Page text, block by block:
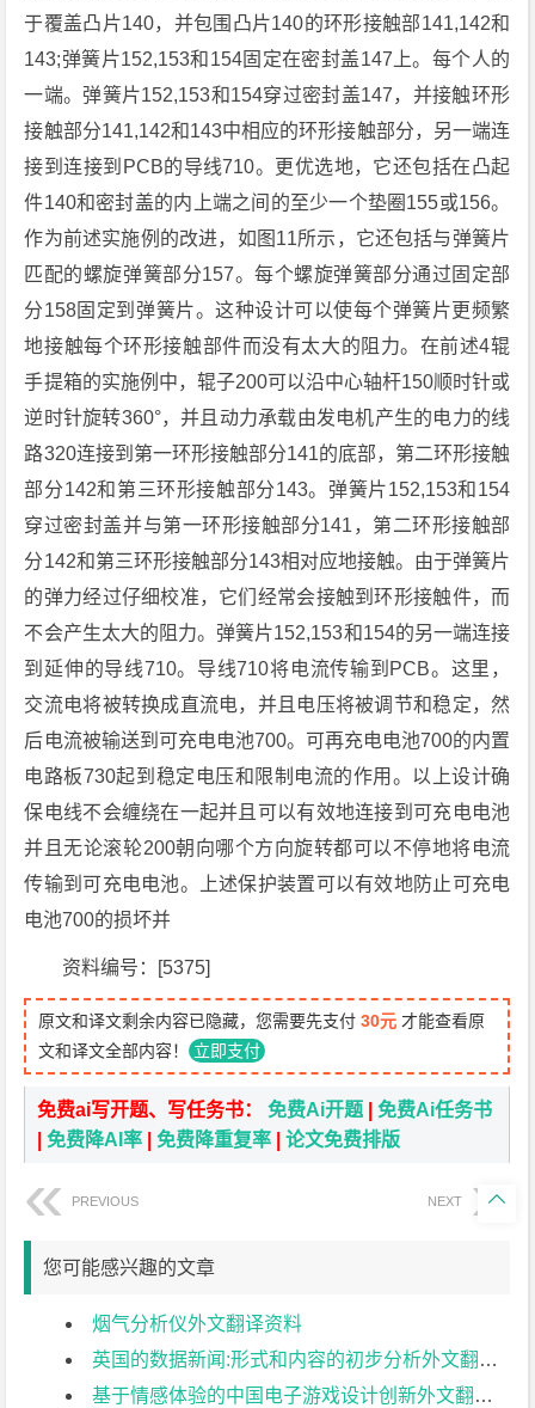
于覆盖凸片140，并包围凸片140的环形接触部141,142和
143;弹簧片152,153和154固定在密封盖147上。每个人的
一端。弹簧片152,153和154穿过密封盖147，并接触环形
接触部分141,142和143中相应的环形接触部分，另一端连
接到连接到PCB的导线710。更优选地，它还包括在凸起
件140和密封盖的内上端之间的至少一个垫圈155或156。
作为前述实施例的改进，如图11所示，它还包括与弹簧片
匹配的螺旋弹簧部分157。每个螺旋弹簧部分通过固定部
分158固定到弹簧片。这种设计可以使每个弹簧片更频繁
地接触每个环形接触部件而没有太大的阻力。在前述4辊
手提箱的实施例中，辊子200可以沿中心轴杆150顺时针或
逆时针旋转360°，并且动力承载由发电机产生的电力的线
路320连接到第一环形接触部分141的底部，第二环形接触
部分142和第三环形接触部分143。弹簧片152,153和154
穿过密封盖并与第一环形接触部分141，第二环形接触部
分142和第三环形接触部分143相对应地接触。由于弹簧片
的弹力经过仔细校准，它们经常会接触到环形接触件，而
不会产生太大的阻力。弹簧片152,153和154的另一端连接
到延伸的导线710。导线710将电流传输到PCB。这里，
交流电将被转换成直流电，并且电压将被调节和稳定，然
后电流被输送到可充电电池700。可再充电电池700的内置
电路板730起到稳定电压和限制电流的作用。以上设计确
保电线不会缠绕在一起并且可以有效地连接到可充电电池
并且无论滚轮200朝向哪个方向旋转都可以不停地将电流
传输到可充电电池。上述保护装置可以有效地防止可充电
电池700的损坏并
资料编号：[5375]
原文和译文剩余内容已隐藏，您需要先支付30元 才能查看原
文和译文全部内容！ 立即支付
免费ai写开题、写任务书：免费Ai开题 |免费Ai任务书
|免费降AI率 |免费降重复率 |论文免费排版
PREVIOUS NEXT
您可能感兴趣的文章
烟气分析仪外文翻译资料
英国的数据新闻:形式和内容的初步分析外文翻译资料
基于情感体验的中国电子游戏设计创新外文翻译资料
